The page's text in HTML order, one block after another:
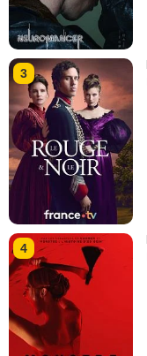
3
4